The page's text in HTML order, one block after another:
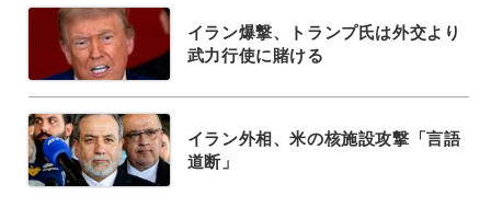
イラン爆撃、トランプ氏は外交より
武力行使に賭ける
イラン外相、米の核施設攻撃「言語
道断」